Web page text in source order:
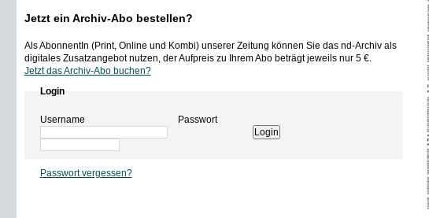
Jetzt ein Archiv-Abo bestellen?
Als AbonnentIn (Print, Online und Kombi) unserer Zeitung können Sie das nd-Archiv als
digitales Zusatzangebot nutzen, der Aufpreis zu Ihrem Abo beträgt jeweils nur 5 €.
Jetzt das Archiv-Abo buchen?
Login
Username Passwort
Passwort vergessen?